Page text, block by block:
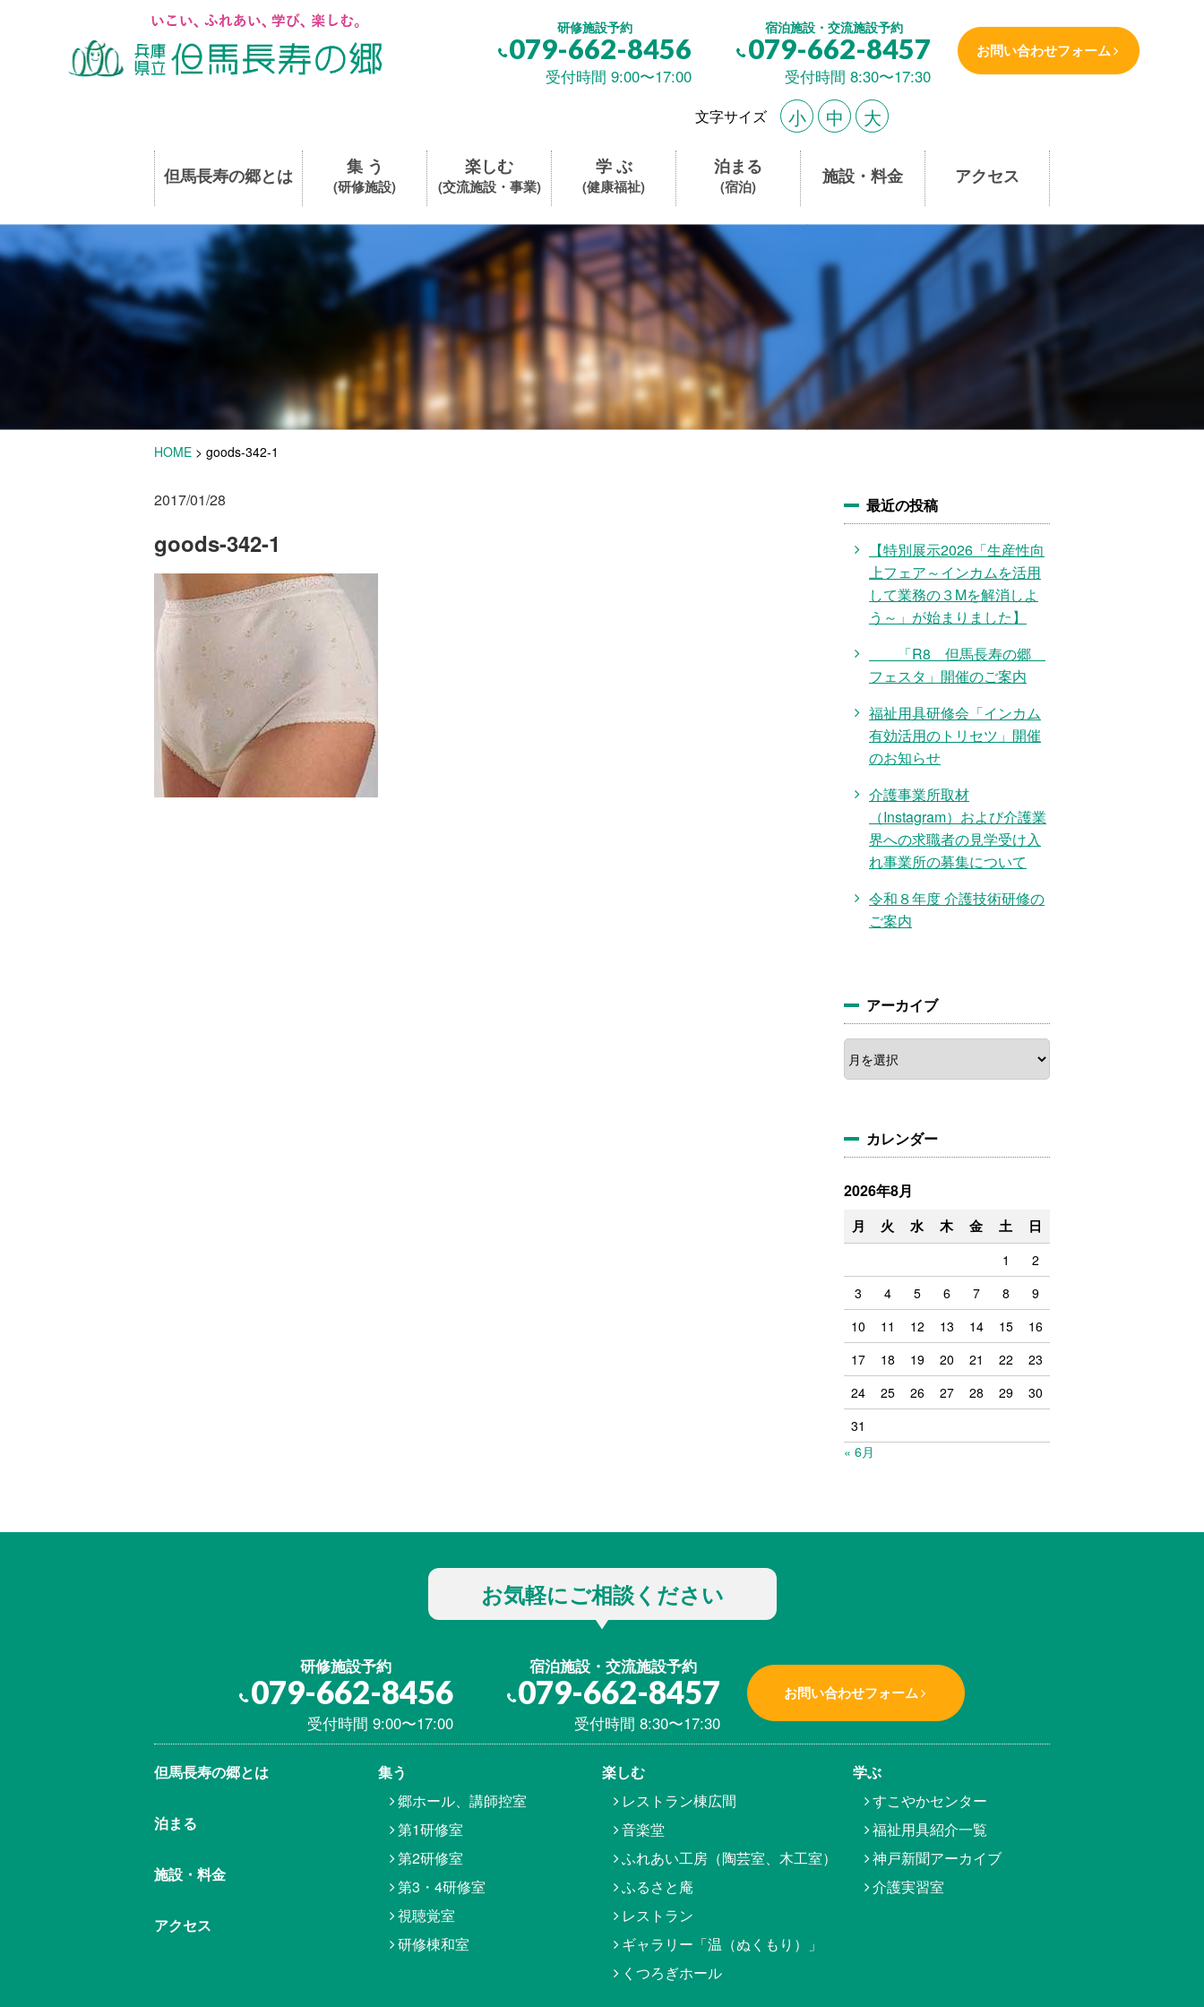
研修施設予約
079-662-8456
受付時間 9:00〜17:00
宿泊施設・交流施設予約
079-662-8457
受付時間 8:30〜17:30
お問い合わせフォーム
文字サイズ 小 中 大
但馬長寿の郷とは 集 う
(研修施設)
楽しむ
(交流施設・事業)
学 ぶ
(健康福祉)
泊まる
(宿泊) 施設・料金 アクセス
HOME > goods-342-1
2017/01/28
goods-342-1
最近の投稿
【特別展示2026「生産性向
上フェア～インカムを活用
して業務の３Mを解消しよ
う～」が始まりました】
「R8 但馬長寿の郷
フェスタ」開催のご案内
福祉用具研修会「インカム
有効活用のトリセツ」開催
のお知らせ
介護事業所取材
（Instagram）および介護業
界への求職者の見学受け入
れ事業所の募集について
令和８年度 介護技術研修の
ご案内
アーカイブ
ア
ー
カ
カレンダー
2026年8月
月 火 水 木 金 土 日
1
2
3
4 5 6 7 8
9
10
11 12 13 14 15
16
17
18 19 20 21 22
23
24
25 26 27 28 29
30
31
« 6月
お気軽にご相談ください
研修施設予約
079-662-8456
受付時間 9:00〜17:00
宿泊施設・交流施設予約
079-662-8457
受付時間 8:30〜17:30
お問い合わせフォーム
但馬⾧寿の郷とは
泊まる
施設・料金
アクセス
集う
郷ホール、講師控室
第1研修室
第2研修室
第3・4研修室
視聴覚室
研修棟和室
楽しむ
レストラン棟広間
音楽堂
ふれあい工房（陶芸室、木工室）
ふるさと庵
レストラン
ギャラリー「温（ぬくもり）」
くつろぎホール
学ぶ
すこやかセンター
福祉用具紹介一覧
神戸新聞アーカイブ
介護実習室